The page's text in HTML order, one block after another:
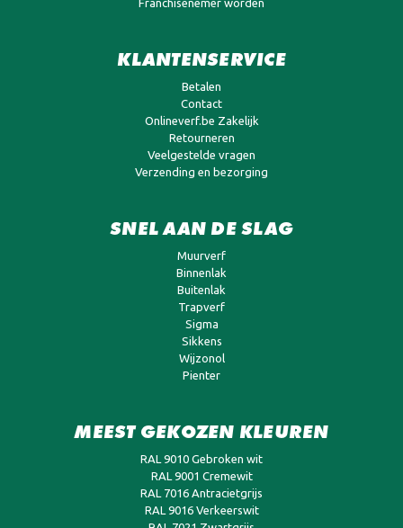
Franchisenemer worden
KLANTENSERVICE
Betalen
Contact
Onlineverf.be Zakelijk
Retourneren
Veelgestelde vragen
Verzending en bezorging
SNEL AAN DE SLAG
Muurverf
Binnenlak
Buitenlak
Trapverf
Sigma
Sikkens
Wijzonol
Pienter
MEEST GEKOZEN KLEUREN
RAL 9010 Gebroken wit
RAL 9001 Cremewit
RAL 7016 Antracietgrijs
RAL 9016 Verkeerswit